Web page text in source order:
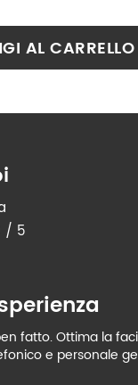
AL CARRELLO
/ 5
fatto. Ottima la
e personale